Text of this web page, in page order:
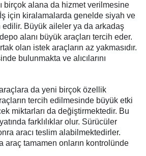
birçok alana da hizmet verilmesine
İş için kiralamalarda genelde siyah ve
edilir. Büyük aileler ya da arkadaş
alanı büyük araçları tercih eder.
olan istek araçların az yakmasıdır.
bulunmakta ve alıcılarını
da yeni birçok özellik
tercih edilmesinde büyük etki
miktarları da değiştirmektedir. Bu
farklılıklar olur. Sürücüler
aracı teslim alabilmektedirler.
araç tamamen onların kontrolünde